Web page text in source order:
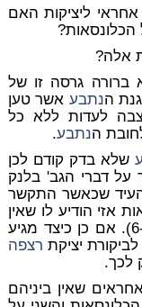
ליציקות האם
הכלונסאות?
אלה?
ברורה גרסה זו של
הנתבע אשר טען
לעדות ללא כל
הנתבע.
שלא בדק קודם לכן
דברי הגב' בלנק
שכאשר התקשר
אזי הודיע לו שאין
ך. (ראה עמ' 37 שורות 6-9). אם כן כיצד מגיע
יציקת רצפה
לכך.
שאין ביניהם